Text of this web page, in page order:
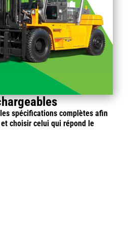
spécifications complètes afin
choisir celui qui répond le